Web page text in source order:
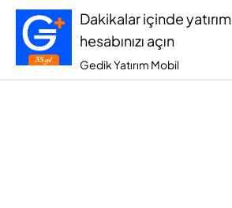
Dakikalar içinde yatırım
hesabınızı açın
Gedik Yatırım Mobil